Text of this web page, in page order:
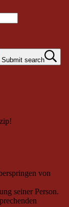
Submit search
von
seiner Person.